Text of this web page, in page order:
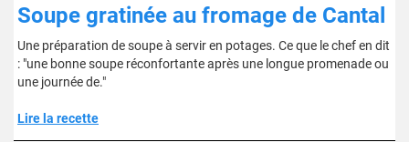
Soupe gratinée au fromage de Cantal
Une préparation de soupe à servir en potages. Ce que le chef en dit
: "une bonne soupe réconfortante après une longue promenade ou
une journée de."
Lire la recette